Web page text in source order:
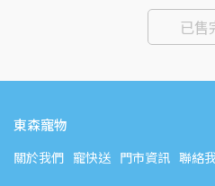
已售
東森寵物
關於我們 寵快送 門市資訊 聯絡